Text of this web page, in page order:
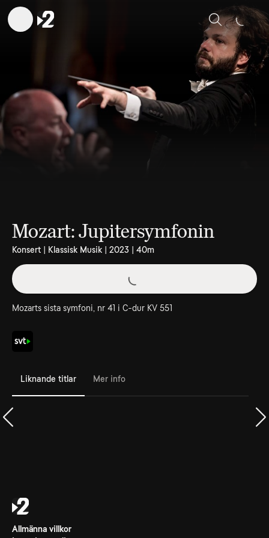
Sök
Mozart: Jupitersymfonin
Konsert | Klassisk Musik | 2023 | 40m
Mozarts sista symfoni, nr 41 i C-dur KV 551
Liknande titlar Mer info
Allmänna villkor